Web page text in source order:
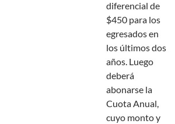
diferencial de
$450 para los
egresados en
los últimos dos
años. Luego
deberá
abonarse la
Cuota Anual,
cuyo monto y